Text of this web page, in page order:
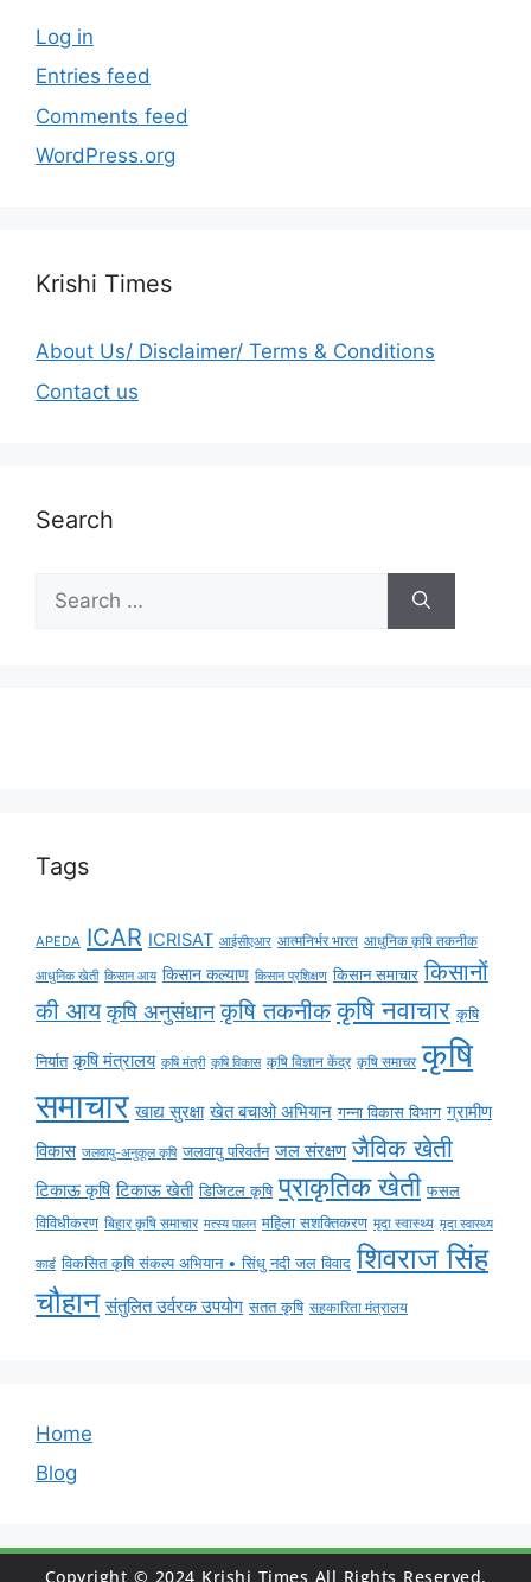
Log in
Entries feed
Comments feed
WordPress.org
Krishi Times
About Us/ Disclaimer/ Terms & Conditions
Contact us
Search
Tags
APEDA ICAR ICRISAT आईसीएआर आत्मनिर्भर भारत आधुनिक कृषि तकनीक
आधुनिक खेती किसान आय किसान कल्याण किसान प्रशिक्षण किसान समाचार किसानों
की आय कृषि अनुसंधान कृषि तकनीक कृषि नवाचार कृषि
निर्यात कृषि मंत्रालय कृषि मंत्री कृषि विकास कृषि विज्ञान केंद्र कृषि समाचर कृषि
समाचार खाद्य सुरक्षा खेत बचाओ अभियान गन्ना विकास विभाग ग्रामीण
विकास जलवायु-अनुकूल कृषि जलवायु परिवर्तन जल संरक्षण जैविक खेती
टिकाऊ कृषि टिकाऊ खेती डिजिटल कृषि प्राकृतिक खेती फसल
विविधीकरण बिहार कृषि समाचार मत्स्य पालन महिला सशक्तिकरण मृदा स्वास्थ्य मृदा स्वास्थ्य
कार्ड विकसित कृषि संकल्प अभियान • सिंधु नदी जल विवाद शिवराज सिंह
चौहान संतुलित उर्वरक उपयोग सतत कृषि सहकारिता मंत्रालय
Home
Blog
Copyright © 2024 Krishi Times All Rights Reserved.